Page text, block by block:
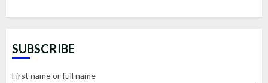
SUBSCRIBE
First name or full name